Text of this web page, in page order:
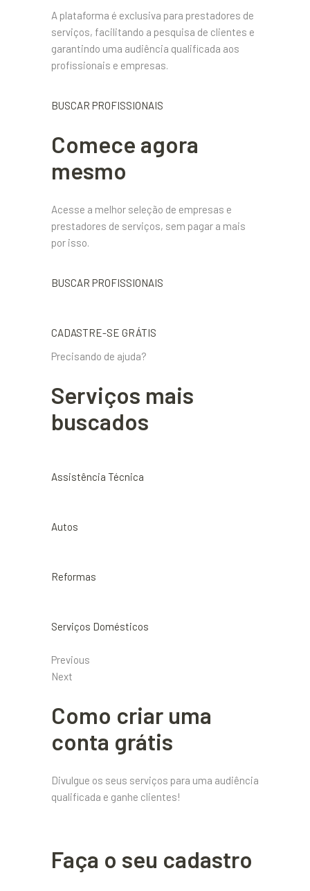
A plataforma é exclusiva para prestadores de
serviços, facilitando a pesquisa de clientes e
garantindo uma audiência qualificada aos
profissionais e empresas.
BUSCAR PROFISSIONAIS
Comece agora
mesmo
Acesse a melhor seleção de empresas e
prestadores de serviços, sem pagar a mais
por isso.
BUSCAR PROFISSIONAIS
CADASTRE-SE GRÁTIS
Precisando de ajuda?
Serviços mais
buscados
Assistência Técnica
Autos
Reformas
Serviços Domésticos
Previous
Next
Como criar uma
conta grátis
Divulgue os seus serviços para uma audiência
qualificada e ganhe clientes!
Faça o seu cadastro